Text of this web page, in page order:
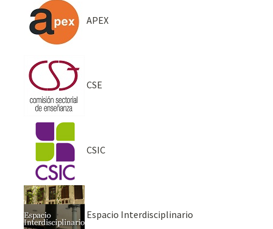
APEX
CSE
CSIC
Espacio Interdisciplinario